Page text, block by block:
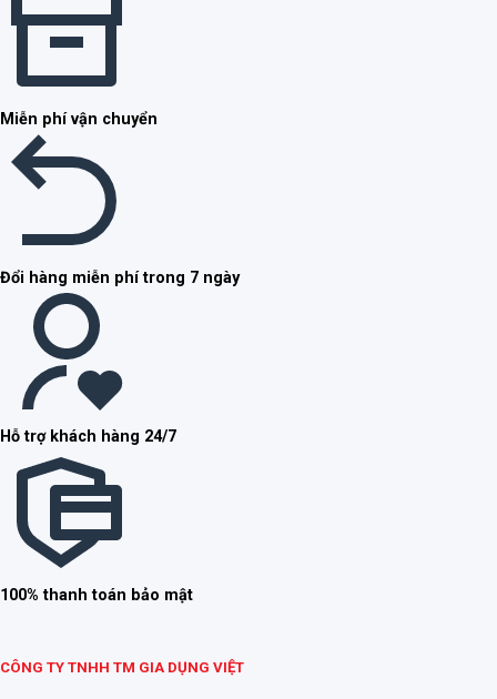
Miễn phí vận chuyển
Đổi hàng miễn phí trong 7 ngày
Hỗ trợ khách hàng 24/7
100% thanh toán bảo mật
CÔNG TY TNHH TM GIA DỤNG VIỆT